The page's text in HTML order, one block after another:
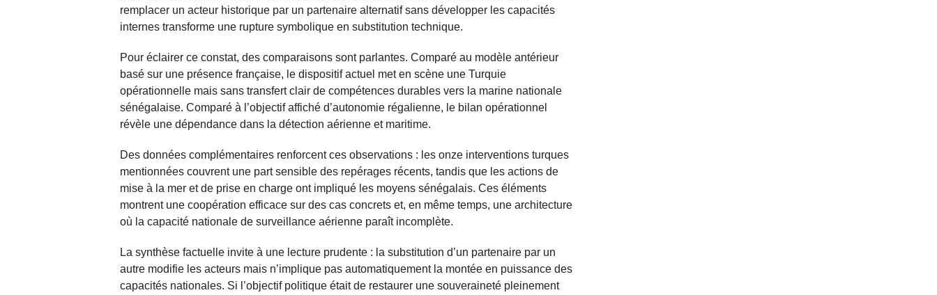
remplacer un acteur historique par un partenaire alternatif sans développer les capacités
internes transforme une rupture symbolique en substitution technique.
Pour éclairer ce constat, des comparaisons sont parlantes. Comparé au modèle antérieur
basé sur une présence française, le dispositif actuel met en scène une Turquie
opérationnelle mais sans transfert clair de compétences durables vers la marine nationale
sénégalaise. Comparé à l’objectif affiché d’autonomie régalienne, le bilan opérationnel
révèle une dépendance dans la détection aérienne et maritime.
Des données complémentaires renforcent ces observations : les onze interventions turques
mentionnées couvrent une part sensible des repérages récents, tandis que les actions de
mise à la mer et de prise en charge ont impliqué les moyens sénégalais. Ces éléments
montrent une coopération efficace sur des cas concrets et, en même temps, une architecture
où la capacité nationale de surveillance aérienne paraît incomplète.
La synthèse factuelle invite à une lecture prudente : la substitution d’un partenaire par un
autre modifie les acteurs mais n’implique pas automatiquement la montée en puissance des
capacités nationales. Si l’objectif politique était de restaurer une souveraineté pleinement